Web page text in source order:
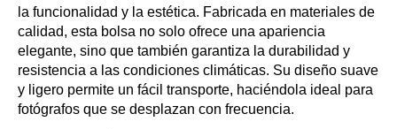
la funcionalidad y la estética. Fabricada en materiales de
calidad, esta bolsa no solo ofrece una apariencia
elegante, sino que también garantiza la durabilidad y
resistencia a las condiciones climáticas. Su diseño suave
y ligero permite un fácil transporte, haciéndola ideal para
fotógrafos que se desplazan con frecuencia.